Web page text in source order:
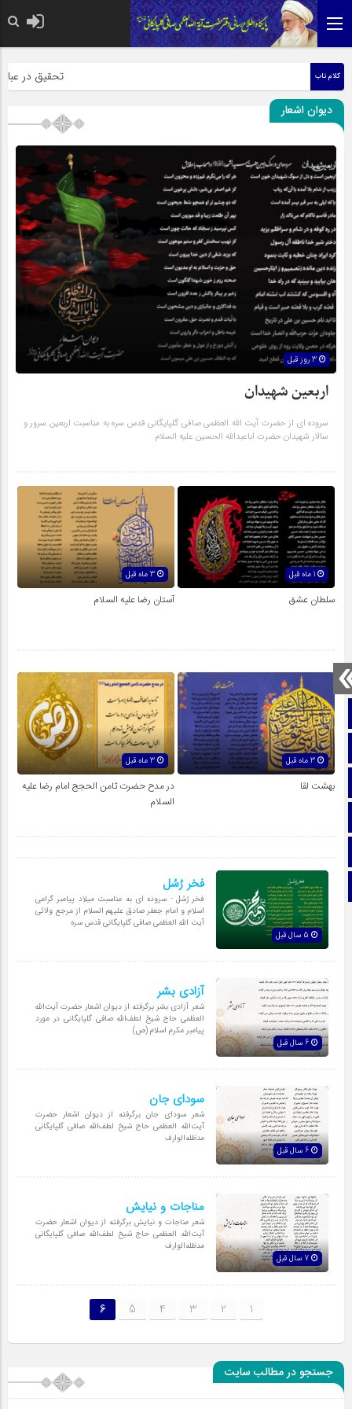
صفحه نخست
تماس با ما
کلام ناب تحقیق در
دیوان اشعار
اربعین شهیدان
سروده ای از حضرت آیت الله العظمی صافی گلپایگانی قدس سره به مناسبت اربعین سرور و
سالار شهیدان حضرت اباعبدالله الحسین علیه السلام
1 ماه قبل
سلطان عشق آستان رضا علیه السلام
3 ماه قبل
بهشت لقا
در مدح حضرت ثامن الحجج امام رضا علیه
السلام
فخر رُسُل
فخر رُسُل - سروده ای به مناسبت میلاد پیامبر گرامی
اسلام و امام جعفر صادق علیهم السلام از مرجع ولائی
آیت الله العظمی صافی گلپایگانی قدس سره
آزادی بشر
شعر آزادی بشر برگرفته از دیوان اشعار حضرت آیت‌اللّه
العظمی حاج شیخ لطف‌اللّه صافی گلپایگانی در مورد
پیامبر مکرم اسلام (ص)
سودای جان
شعر سودای جان برگرفته از دیوان اشعار حضرت
آیت‌اللّه العظمی حاج شیخ لطف‌اللّه صافی گلپایگانی
مدظله‌الوارف
مناجات و نیایش
شعر مناجات و نیایش برگرفته از دیوان اشعار حضرت
آیت‌اللّه العظمی حاج شیخ لطف‌اللّه صافی گلپایگانی
مدظله‌الوارف
1
2
3
4
5
6
جستجو در مطالب سایت